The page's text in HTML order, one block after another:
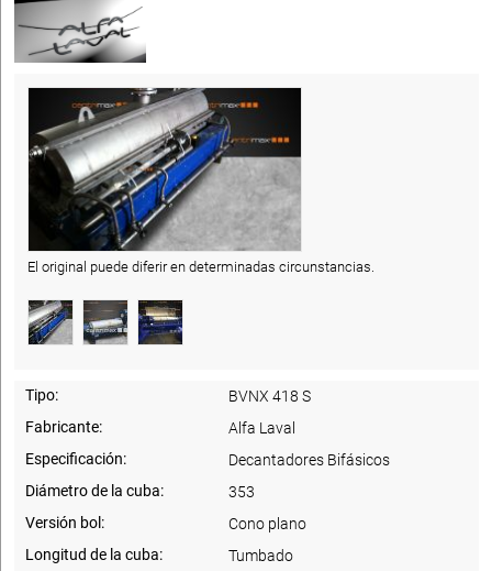
El original puede diferir en determinadas circunstancias.
Tipo:
BVNX 418 S
Fabricante:
Alfa Laval
Especificación:
Decantadores Bifásicos
Diámetro de la cuba:
353
Versión bol:
Cono plano
Longitud de la cuba:
Tumbado